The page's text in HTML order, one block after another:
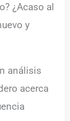
¿Acaso al
y
análisis
acerca